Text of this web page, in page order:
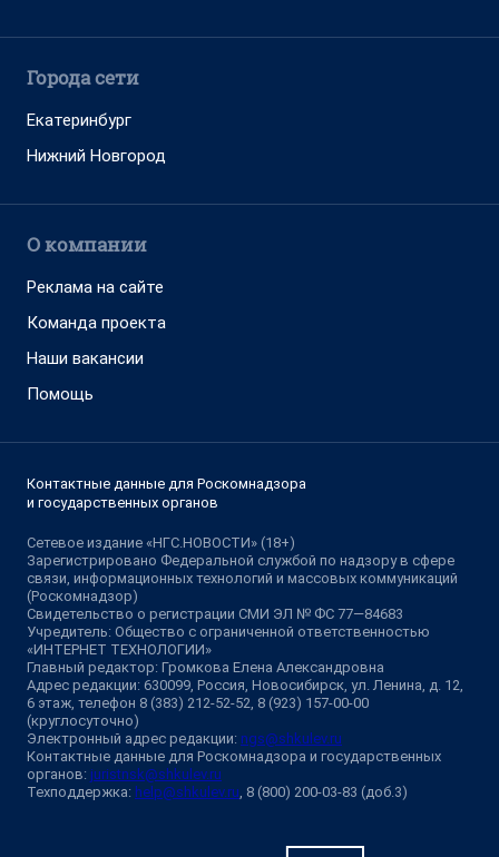
Города сети
Екатеринбург
Нижний Новгород
О компании
Реклама на сайте
Команда проекта
Наши вакансии
Помощь
Контактные данные для Роскомнадзора
и государственных органов
Сетевое издание «НГС.НОВОСТИ» (18+)
Зарегистрировано Федеральной службой по надзору в сфере
связи, информационных технологий и массовых коммуникаций
(Роскомнадзор)
Свидетельство о регистрации СМИ ЭЛ № ФС 77—84683
Учредитель: Общество с ограниченной ответственностью
«ИНТЕРНЕТ ТЕХНОЛОГИИ»
Главный редактор: Громкова Елена Александровна
Адрес редакции: 630099, Россия, Новосибирск, ул. Ленина, д. 12,
6 этаж, телефон 8 (383) 212-52-52, 8 (923) 157-00-00
(круглосуточно)
Электронный адрес редакции: ngs@shkulev.ru
Контактные данные для Роскомнадзора и государственных
органов: juristnsk@shkulev.ru
Техподдержка: help@shkulev.ru, 8 (800) 200-03-83 (доб.3)